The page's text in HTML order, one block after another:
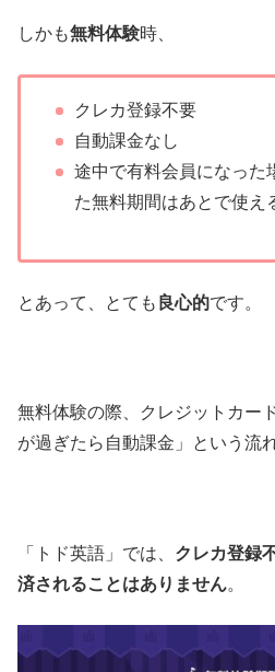
しかも無料体験時、
クレカ登録不要
自動課金なし
途中で有料会員になった
た無料期間はあとで使え
とあって、とても 良心的です。
無料体験の際、クレジットカー
が過ぎたら自動課金」という流
「トド英語」では、 クレカ登録
済されることはありません。